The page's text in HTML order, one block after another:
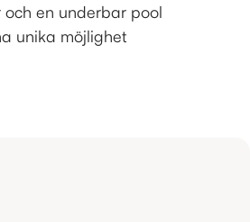
en underbar pool
unika möjlighet